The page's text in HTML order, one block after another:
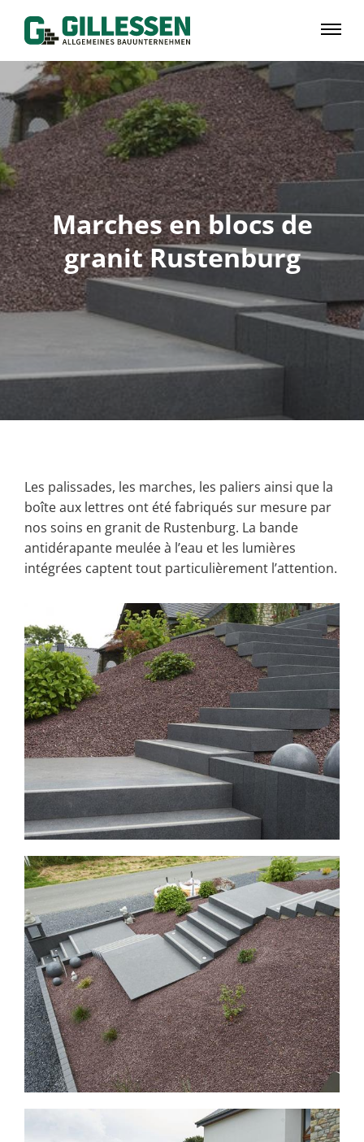
Marches en blocs de
granit Rustenburg
Les palissades, les marches, les paliers ainsi que la
boîte aux lettres ont été fabriqués sur mesure par
nos soins en granit de Rustenburg. La bande
antidérapante meulée à l’eau et les lumières
intégrées captent tout particulièrement l’attention.